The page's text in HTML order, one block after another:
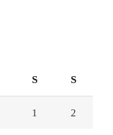
S S
1 2